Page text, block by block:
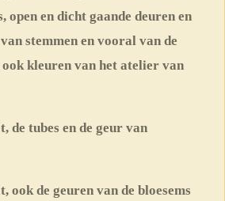
open en dicht gaande deuren en
stemmen en vooral van de
ook kleuren van het atelier van
de tubes en de geur van
ook de geuren van de bloesems